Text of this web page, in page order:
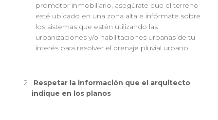
promotor inmobiliario, asegúrate que el terreno
esté ubicado en una zona alta e infórmate sobre
los sistemas que estén utilizando las
urbanizaciones y/o habilitaciones urbanas de tu
interés para resolver el drenaje pluvial urbano.
Respetar la información que el arquitecto
indique en los planos